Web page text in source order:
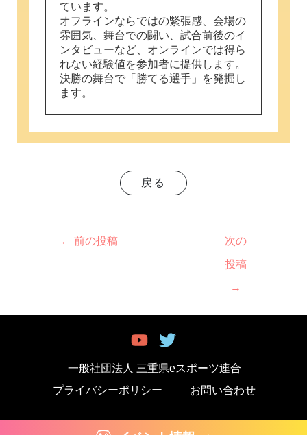
ています。
オフラインならではの緊張感、会場の
雰囲気、舞台での闘い、試合前後のイ
ンタビューなど、オンラインでは得ら
れない経験値を参加者に提供します。
決勝の舞台で「勝てる選手」を発掘し
ます。
戻る
← 前の投稿
次の
投稿
→
一般社団法人 三重県eスポーツ連合
プライバシーポリシー
お問い合わせ